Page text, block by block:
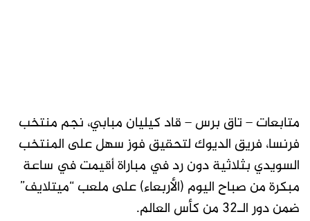
متابعات – تاق برس – قاد كيليان مبابي، نجم منتخب
فرنسا، فريق الديوك لتحقيق فوز سهل على المنتخب
السويدي بثلاثية دون رد في مباراة أقيمت في ساعة
مبكرة من صباح اليوم (الأربعاء) على ملعب “ميتلايف”
ضمن دور الـ32 من كأس العالم.